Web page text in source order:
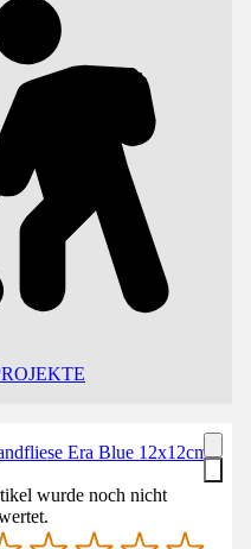
Era Blue 12x12cm
wurde noch nicht